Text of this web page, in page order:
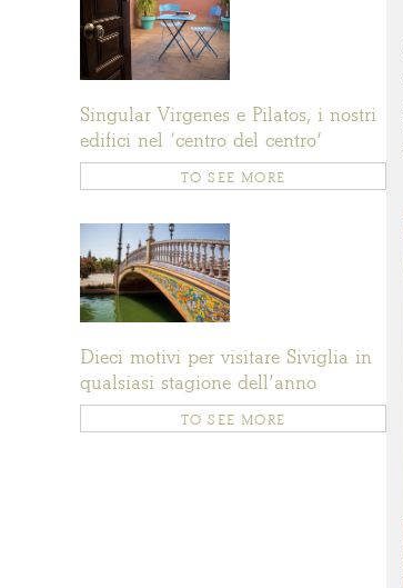
Singular Virgenes e Pilatos, i nostri
edifici nel ‘centro del centro’
TO SEE MORE
Dieci motivi per visitare Siviglia in
qualsiasi stagione dell’anno
TO SEE MORE